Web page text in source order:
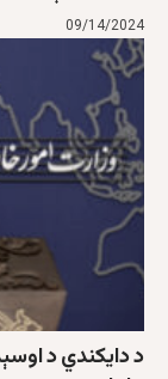
09/14/2024
د دایکندي د